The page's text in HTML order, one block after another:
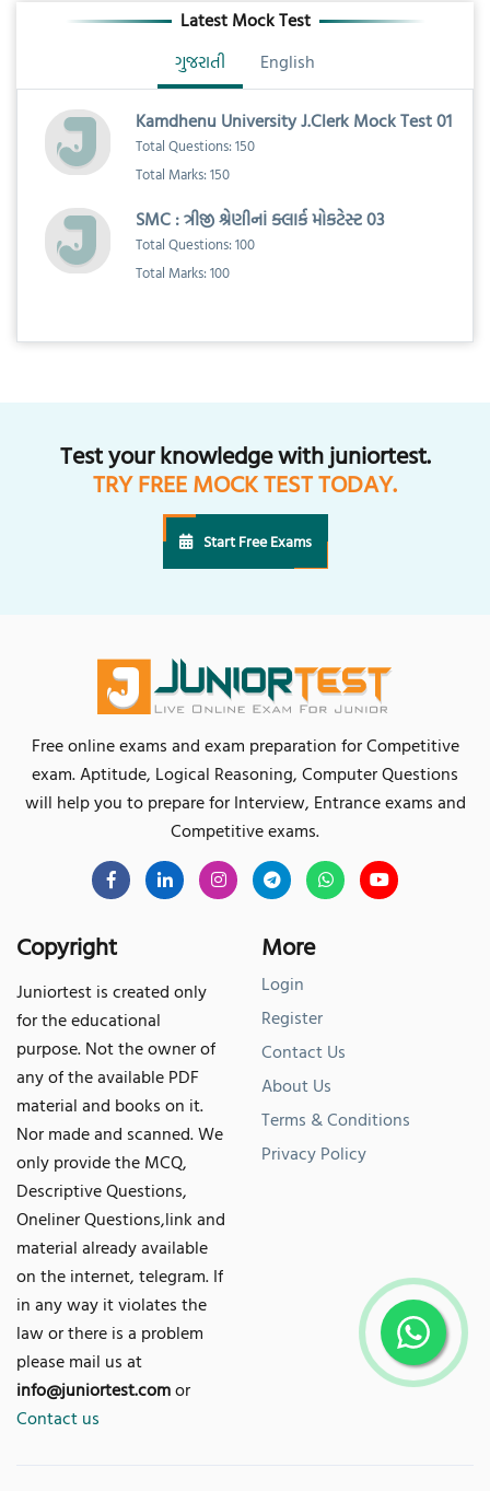
Latest Mock Test
ગુજરાતી
English
Kamdhenu University J.Clerk Mock Test 01
Total Questions: 150
Total Marks: 150
SMC : ત્રીજી શ્રેણીનાં ક્લાર્ક મોકટેસ્ટ 03
Total Questions: 100
Total Marks: 100
Test your knowledge with juniortest.
TRY FREE MOCK TEST TODAY.
Start Free Exams
Free online exams and exam preparation for Competitive
exam. Aptitude, Logical Reasoning, Computer Questions
will help you to prepare for Interview, Entrance exams and
Competitive exams.
Copyright
Juniortest is created only
for the educational
purpose. Not the owner of
any of the available PDF
material and books on it.
Nor made and scanned. We
only provide the MCQ,
Descriptive Questions,
Oneliner Questions,link and
material already available
on the internet, telegram. If
in any way it violates the
law or there is a problem
please mail us at
info@juniortest.comor
Contact us
More
Login
Register
Contact Us
About Us
Terms & Conditions
Privacy Policy